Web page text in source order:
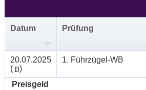
Datum Prüfung
20.07.2025
( n)
1. Führzügel-WB
Preisgeld